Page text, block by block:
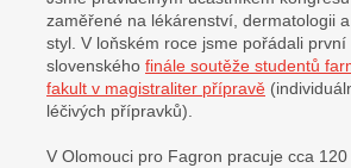
zaměřené na lékárenství, dermatologii
styl. V loňském roce jsme pořádali
slovenského finále soutěže studentů
fakult v magistraliter přípravě
léčivých přípravků).
V Olomouci pro Fagron pracuje cca